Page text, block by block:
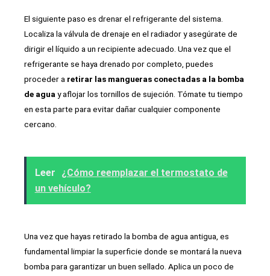
El siguiente paso es drenar el refrigerante del sistema.
Localiza la válvula de drenaje en el radiador y asegúrate de
dirigir el líquido a un recipiente adecuado. Una vez que el
refrigerante se haya drenado por completo, puedes
proceder a retirar las mangueras conectadas a la bomba
de agua y aflojar los tornillos de sujeción. Tómate tu tiempo
en esta parte para evitar dañar cualquier componente
cercano.
Leer
¿Cómo reemplazar el termostato de
un vehículo?
Una vez que hayas retirado la bomba de agua antigua, es
fundamental limpiar la superficie donde se montará la nueva
bomba para garantizar un buen sellado. Aplica un poco de